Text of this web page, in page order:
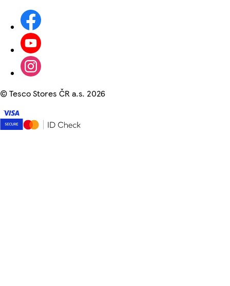
©Tesco Stores ČR a.s. 2026